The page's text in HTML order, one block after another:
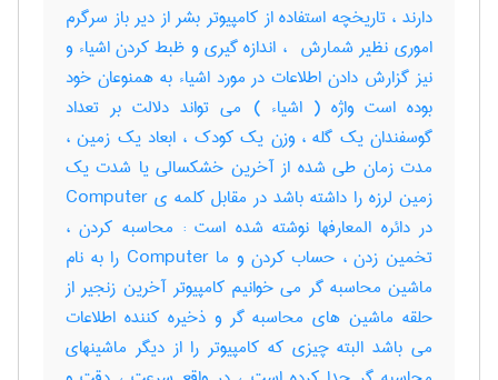
دارند ، تاریخچه استفاده از کامپیوتر بشر از دیر باز سرگرم
اموری نظیر شمارش ‌ ، اندازه گیری و ظبط کردن اشیاء و
نیز گزارش دادن اطلاعات در مورد اشیاء به همنوعان خود
بوده است واژه ( اشیاء ) می تواند دلالت بر تعداد
گوسفندان یک گله ، وزن یک کودک ، ابعاد یک زمین ،
مدت زمان طی شده از آخرین خشکسالی یا شدت یک
زمین لرزه را داشته باشد در مقابل کلمه ی Computer
در دائره المعارفها نوشته شده است : محاسبه کردن ،
تخمین زدن ، حساب کردن و ما Computer را به نام
ماشین محاسبه گر می خوانیم کامپیوتر آخرین زنجیر از
حلقه ماشین های محاسبه گر و ذخیره کننده اطلاعات
می باشد البته چیزی که کامپیوتر را از دیگر ماشینهای